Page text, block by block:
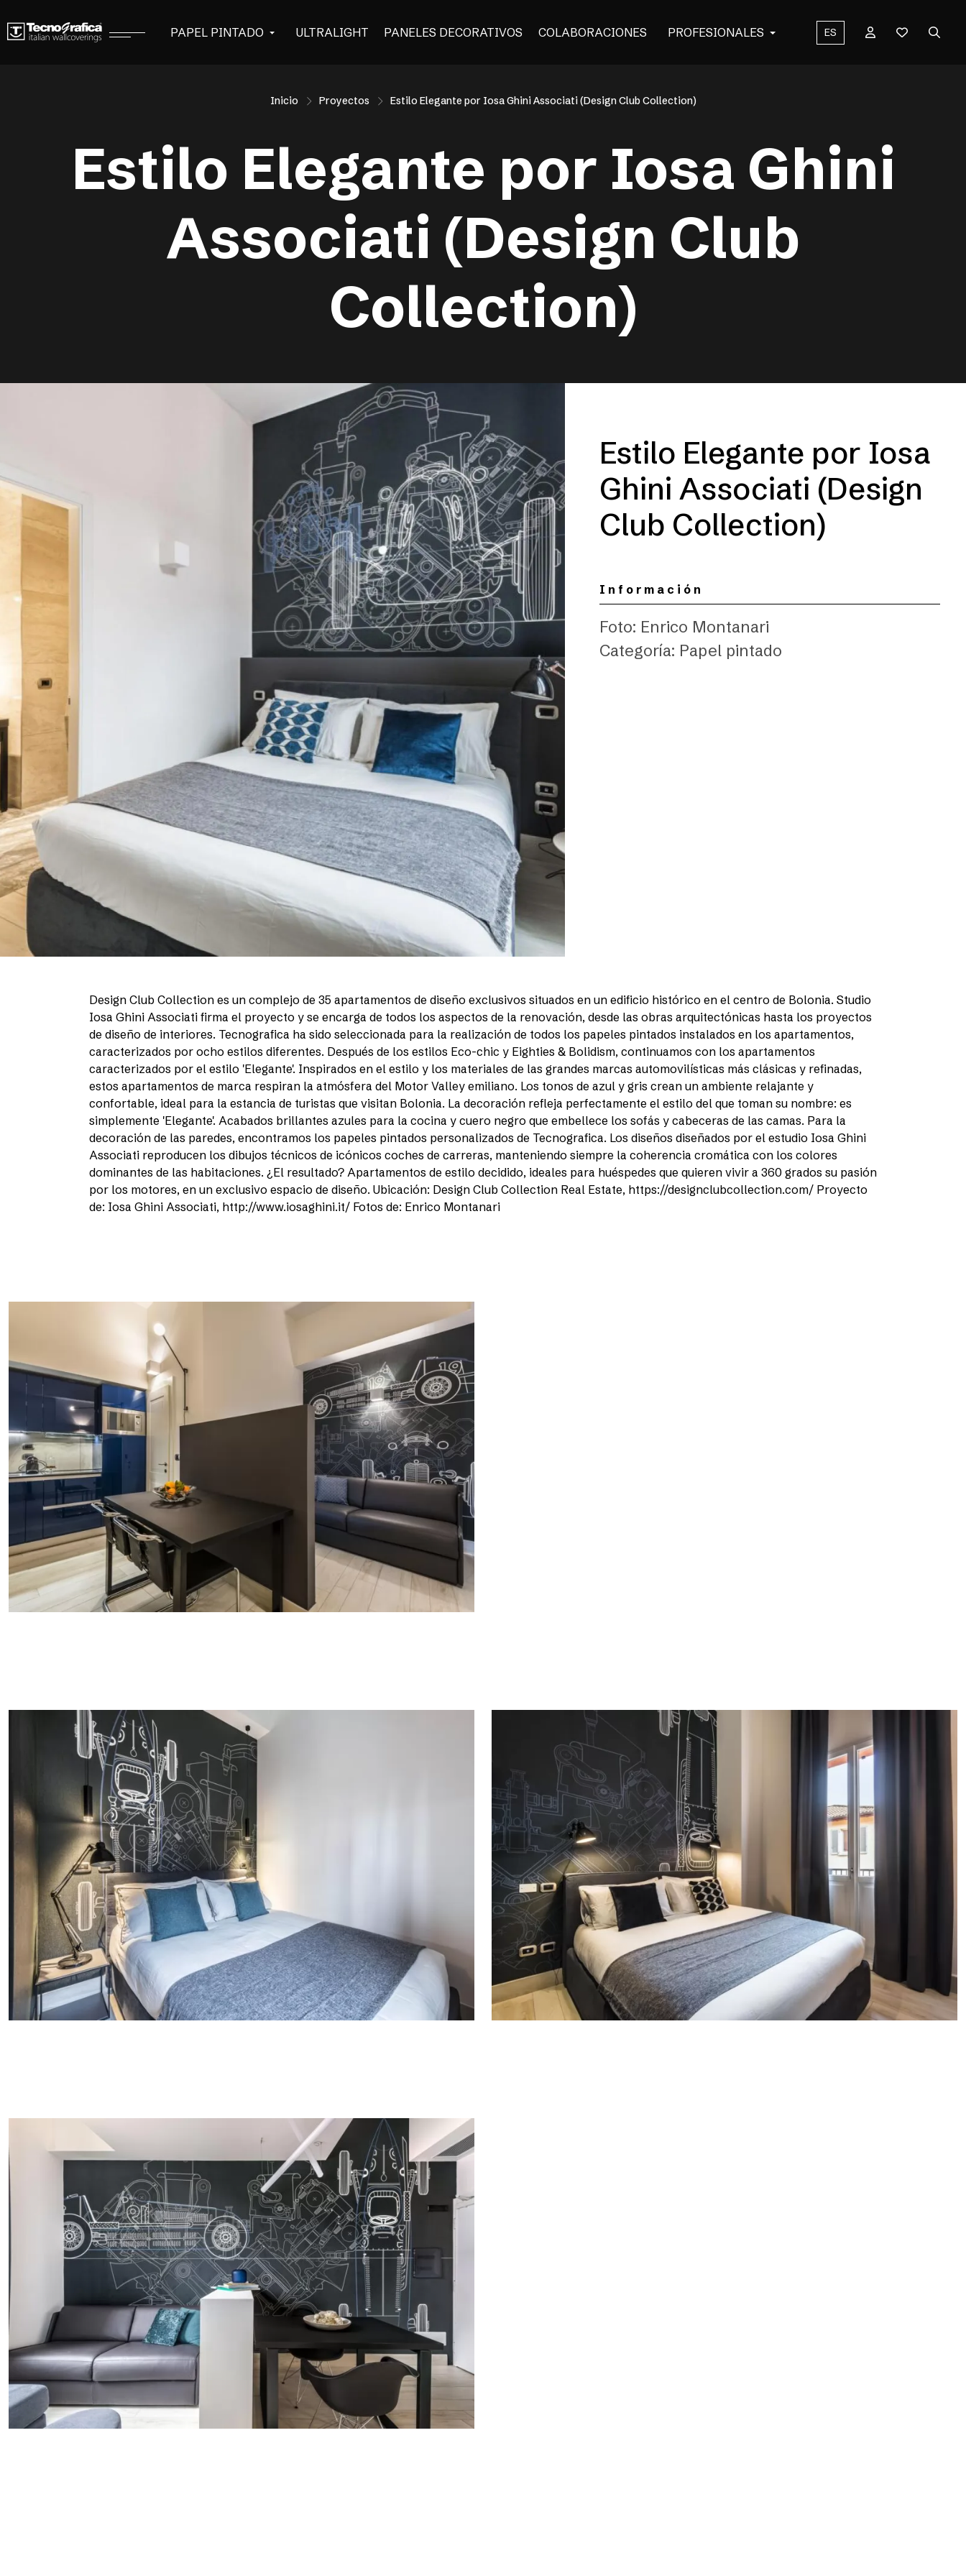
PAPEL PINTADO ULTRALIGHT PANELES DECORATIVOS COLABORACIONES PROFESIONALES ES
Inicio Proyectos Estilo Elegante por Iosa Ghini Associati (Design Club Collection)
Estilo Elegante por Iosa Ghini
Associati (Design Club
Collection)
Estilo Elegante por Iosa
Ghini Associati (Design
Club Collection)
Información
Foto: Enrico Montanari
Categoría: Papel pintado
Design Club Collection es un complejo de 35 apartamentos de diseño exclusivos situados en un edificio histórico en el centro de Bolonia. Studio
Iosa Ghini Associati firma el proyecto y se encarga de todos los aspectos de la renovación, desde las obras arquitectónicas hasta los proyectos
de diseño de interiores. Tecnografica ha sido seleccionada para la realización de todos los papeles pintados instalados en los apartamentos,
caracterizados por ocho estilos diferentes. Después de los estilos Eco-chic y Eighties & Bolidism, continuamos con los apartamentos
caracterizados por el estilo 'Elegante'. Inspirados en el estilo y los materiales de las grandes marcas automovilísticas más clásicas y refinadas,
estos apartamentos de marca respiran la atmósfera del Motor Valley emiliano. Los tonos de azul y gris crean un ambiente relajante y
confortable, ideal para la estancia de turistas que visitan Bolonia. La decoración refleja perfectamente el estilo del que toman su nombre: es
simplemente 'Elegante'. Acabados brillantes azules para la cocina y cuero negro que embellece los sofás y cabeceras de las camas. Para la
decoración de las paredes, encontramos los papeles pintados personalizados de Tecnografica. Los diseños diseñados por el estudio Iosa Ghini
Associati reproducen los dibujos técnicos de icónicos coches de carreras, manteniendo siempre la coherencia cromática con los colores
dominantes de las habitaciones. ¿El resultado? Apartamentos de estilo decidido, ideales para huéspedes que quieren vivir a 360 grados su pasión
por los motores, en un exclusivo espacio de diseño. Ubicación: Design Club Collection Real Estate, https://designclubcollection.com/ Proyecto
de: Iosa Ghini Associati, http://www.iosaghini.it/ Fotos de: Enrico Montanari